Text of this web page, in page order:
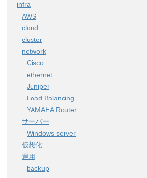
infra
AWS
cloud
cluster
network
Cisco
ethernet
Juniper
Load Balancing
YAMAHA Router
サーバー
Windows server
仮想化
運用
backup